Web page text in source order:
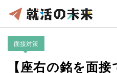
面接対策
【座右の銘を面